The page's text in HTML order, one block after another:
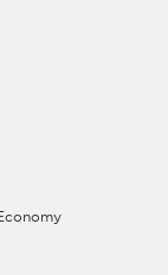
in presenza
è l’esecuzione
nonché, in
webinar tramite la
della Sua
seminario o
partecipazione ad
dati è facoltativo,
o di partecipazione
medesimo.